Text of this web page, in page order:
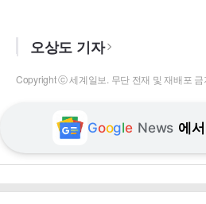
오상도 기자
Copyright ⓒ 세계일보. 무단 전재 및 재배포 금
Google News 에